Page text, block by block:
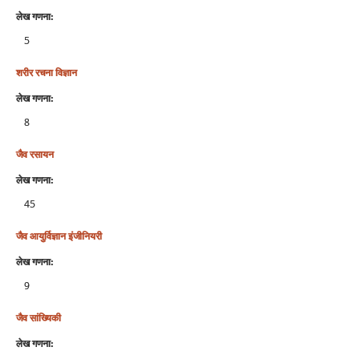
लेख गणना:
5
शरीर रचना विज्ञान
लेख गणना:
8
जैव रसायन
लेख गणना:
45
जैव आयुर्विज्ञान इंजीनियरी
लेख गणना:
9
जैव सांख्यिकी
लेख गणना: